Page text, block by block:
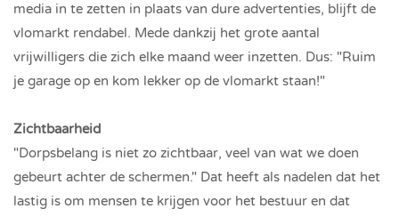
media in te zetten in plaats van dure advertenties, blijft de
vlomarkt rendabel. Mede dankzij het grote aantal
vrijwilligers die zich elke maand weer inzetten. Dus: "Ruim
je garage op en kom lekker op de vlomarkt staan!"
Zichtbaarheid
"Dorpsbelang is niet zo zichtbaar, veel van wat we doen
gebeurt achter de schermen." Dat heeft als nadelen dat het
lastig is om mensen te krijgen voor het bestuur en dat